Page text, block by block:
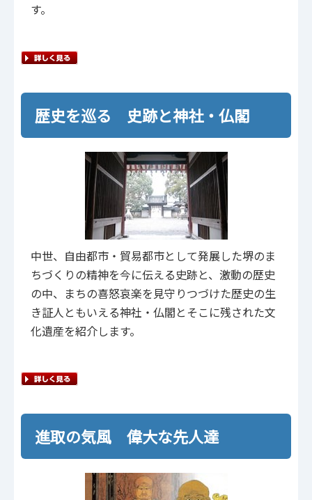
す。
歴史を巡る 史跡と神社・仏閣
中世、自由都市・貿易都市として発展した堺のま
ちづくりの精神を今に伝える史跡と、激動の歴史
の中、まちの喜怒哀楽を見守りつづけた歴史の生
き証人ともいえる神社・仏閣とそこに残された文
化遺産を紹介します。
進取の気風 偉大な先人達